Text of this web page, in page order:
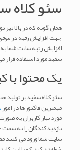
سئو
همان گونه که در بالا نیز
جهت افزایش رتبه در
افزایش رتبه سایت شما
سفید مورد استفاده قرار
یک محتوا با
سئو کلاه سفید بر تولید
مهمترین فاکتور ها در امور
مورد نیاز کاربران به
بازدیدکندگان را به سمت
سایت شما ورود می کنند